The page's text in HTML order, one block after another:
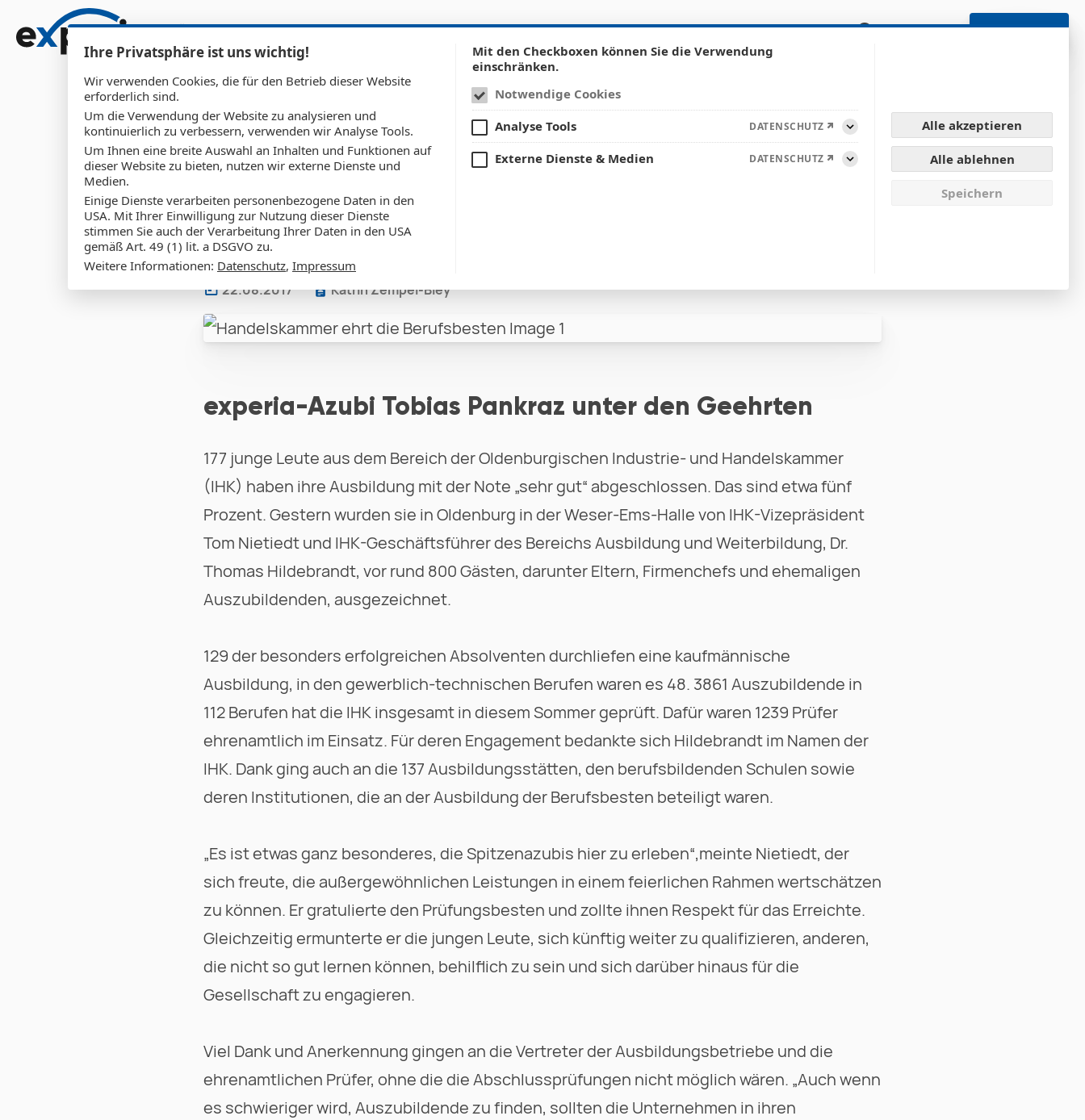
Zum Inhalt springen
Über uns Leistungen Show submenu for: Leistungen
Outsourcing Referenzen Show submenu for: Referenzen
News & Updates Karriere SUCHE SUPPORT KONTAKT
Handelskammer ehrt die
Berufsbesten
22.08.2017 Katrin Zempel-Bley
experia-Azubi Tobias Pankraz unter den Geehrten
177 junge Leute aus dem Bereich der Oldenburgischen Industrie- und Handelskammer
(IHK) haben ihre Ausbildung mit der Note „sehr gut“ abgeschlossen. Das sind etwa fünf
Prozent. Gestern wurden sie in Oldenburg in der Weser-Ems-Halle von IHK-Vizepräsident
Tom Nietiedt und IHK-Geschäftsführer des Bereichs Ausbildung und Weiterbildung, Dr.
Thomas Hildebrandt, vor rund 800 Gästen, darunter Eltern, Firmenchefs und ehemaligen
Auszubildenden, ausgezeichnet.
129 der besonders erfolgreichen Absolventen durchliefen eine kaufmännische
Ausbildung, in den gewerblich-technischen Berufen waren es 48. 3861 Auszubildende in
112 Berufen hat die IHK insgesamt in diesem Sommer geprüft. Dafür waren 1239 Prüfer
ehrenamtlich im Einsatz. Für deren Engagement bedankte sich Hildebrandt im Namen der
IHK. Dank ging auch an die 137 Ausbildungsstätten, den berufsbildenden Schulen sowie
deren Institutionen, die an der Ausbildung der Berufsbesten beteiligt waren.
„Es ist etwas ganz besonderes, die Spitzenazubis hier zu erleben“,meinte Nietiedt, der
sich freute, die außergewöhnlichen Leistungen in einem feierlichen Rahmen wertschätzen
zu können. Er gratulierte den Prüfungsbesten und zollte ihnen Respekt für das Erreichte.
Gleichzeitig ermunterte er die jungen Leute, sich künftig weiter zu qualifizieren, anderen,
die nicht so gut lernen können, behilflich zu sein und sich darüber hinaus für die
Gesellschaft zu engagieren.
Viel Dank und Anerkennung gingen an die Vertreter der Ausbildungsbetriebe und die
ehrenamtlichen Prüfer, ohne die die Abschlussprüfungen nicht möglich wären. „Auch wenn
es schwieriger wird, Auszubildende zu finden, sollten die Unternehmen in ihren
Ihre Privatsphäre ist uns wichtig!
Wir verwenden Cookies, die für den Betrieb dieser Website
erforderlich sind.
Um die Verwendung der Website zu analysieren und
kontinuierlich zu verbessern, verwenden wir Analyse Tools.
Um Ihnen eine breite Auswahl an Inhalten und Funktionen auf
dieser Website zu bieten, nutzen wir externe Dienste und
Medien.
Einige Dienste verarbeiten personenbezogene Daten in den
USA. Mit Ihrer Einwilligung zur Nutzung dieser Dienste
stimmen Sie auch der Verarbeitung Ihrer Daten in den USA
gemäß Art. 49 (1) lit. a DSGVO zu.
Weitere Informationen: Datenschutz, Impressum
Mit den Checkboxen können Sie die Verwendung
einschränken.
Notwendige Cookies
Analyse Tools
DATENSCHUTZ
Aufklappen
Externe Dienste & Medien
DATENSCHUTZ
Aufklappen
Alle akzeptieren
Alle ablehnen
Speichern